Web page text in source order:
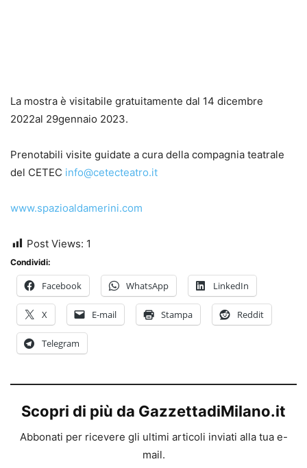
La mostra è visitabile gratuitamente dal 14 dicembre
2022al 29gennaio 2023.
Prenotabili visite guidate a cura della compagnia teatrale
del CETEC info@cetecteatro.it
www.spazioaldamerini.com
Post Views: 1
Condividi:
Facebook WhatsApp LinkedIn
X E-mail Stampa Reddit
Telegram
Scopri di più da GazzettadiMilano.it
Abbonati per ricevere gli ultimi articoli inviati alla tua e-
mail.